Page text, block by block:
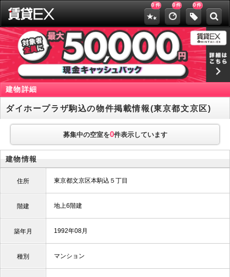
0 件 0件 0件
建物詳細
ダイホープラザ駒込の物件掲載情報(東京都文京区)
募集中の空室を0件表示しています
建物情報
住所 東京都文京区本駒込５丁目
階建 地上6階建
築年月 1992年08月
種別 マンション